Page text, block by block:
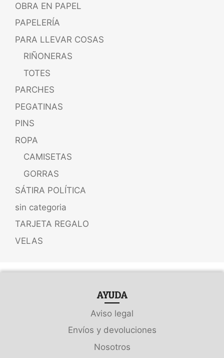
OBRA EN PAPEL
PAPELERÍA
PARA LLEVAR COSAS
RIÑONERAS
TOTES
PARCHES
PEGATINAS
PINS
ROPA
CAMISETAS
GORRAS
SÁTIRA POLÍTICA
sin categoria
TARJETA REGALO
VELAS
AYUDA
Aviso legal
Envíos y devoluciones
Nosotros